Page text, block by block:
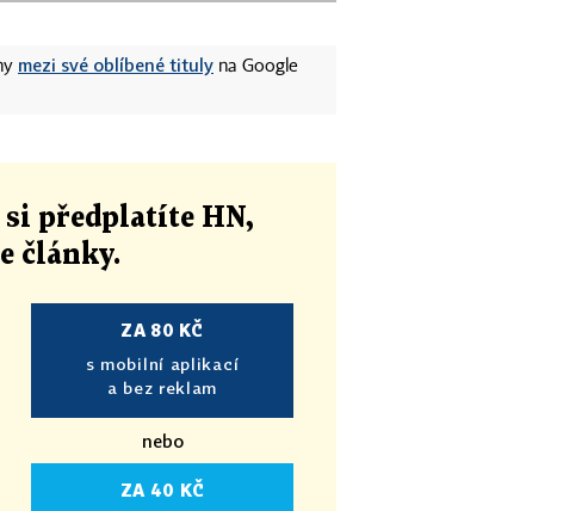
mezi své oblíbené tituly na Google
si předplatíte HN,
články.
ZA 80 KČ
s mobilní aplikací
a bez reklam
nebo
ZA 40 KČ